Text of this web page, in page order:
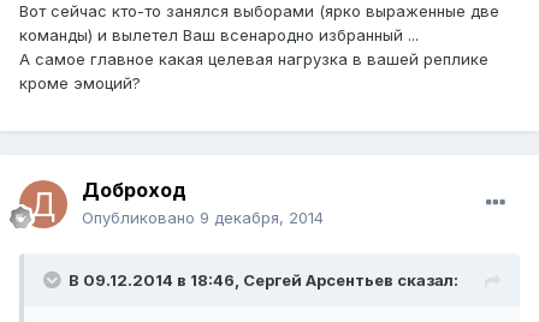
Вот сейчас кто-то занялся выборами (ярко выраженные две
команды) и вылетел Ваш всенародно избранный ...
А самое главное какая целевая нагрузка в вашей реплике
кроме эмоций?
Доброход
Опубликовано 9 декабря, 2014
В 09.12.2014 в 18:46, Сергей Арсентьев сказал: